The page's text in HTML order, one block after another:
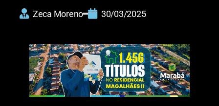
Zeca Moreno 30/03/2025